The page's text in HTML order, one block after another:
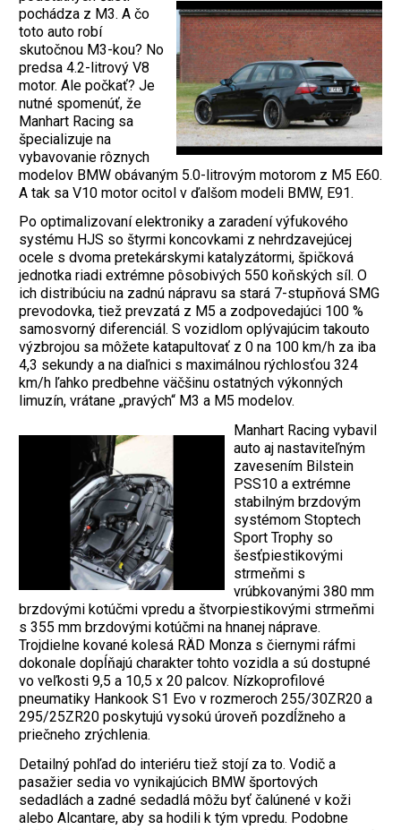
pochádza z M3. A čo
toto auto robí
skutočnou M3-kou? No
predsa 4.2-litrový V8
motor. Ale počkať? Je
nutné spomenúť, že
Manhart Racing sa
špecializuje na
vybavovanie rôznych
modelov BMW obávaným 5.0-litrovým motorom z M5 E60.
A tak sa V10 motor ocitol v ďalšom modeli BMW, E91.
Po optimalizovaní elektroniky a zaradení výfukového
systému HJS so štyrmi koncovkami z nehrdzavejúcej
ocele s dvoma pretekárskymi katalyzátormi, špičková
jednotka riadi extrémne pôsobivých 550 koňských síl. O
ich distribúciu na zadnú nápravu sa stará 7-stupňová SMG
prevodovka, tiež prevzatá z M5 a zodpovedajúci 100 %
samosvorný diferenciál. S vozidlom oplývajúcim takouto
výzbrojou sa môžete katapultovať z 0 na 100 km/h za iba
4,3 sekundy a na diaľnici s maximálnou rýchlosťou 324
km/h ľahko predbehne väčšinu ostatných výkonných
limuzín, vrátane „pravých“ M3 a M5 modelov.
Manhart Racing vybavil
auto aj nastaviteľným
zavesením Bilstein
PSS10 a extrémne
stabilným brzdovým
systémom Stoptech
Sport Trophy so
šesťpiestikovými
strmeňmi s
vrúbkovanými 380 mm
brzdovými kotúčmi vpredu a štvorpiestikovými strmeňmi
s 355 mm brzdovými kotúčmi na hnanej náprave.
Trojdielne kované kolesá RÄD Monza s čiernymi ráfmi
dokonale dopĺňajú charakter tohto vozidla a sú dostupné
vo veľkosti 9,5 a 10,5 x 20 palcov. Nízkoprofilové
pneumatiky Hankook S1 Evo v rozmeroch 255/30ZR20 a
295/25ZR20 poskytujú vysokú úroveň pozdĺžneho a
priečneho zrýchlenia.
Detailný pohľad do interiéru tiež stojí za to. Vodič a
pasažier sedia vo vynikajúcich BMW športových
sedadlách a zadné sedadlá môžu byť čalúnené v koži
alebo Alcantare, aby sa hodili k tým vpredu. Podobne